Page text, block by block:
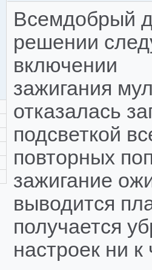
Всемдобрый
решении
включении
зажигания
отказалась
подсветкой
повторных
зажигание
выводится
получается
настроек ни